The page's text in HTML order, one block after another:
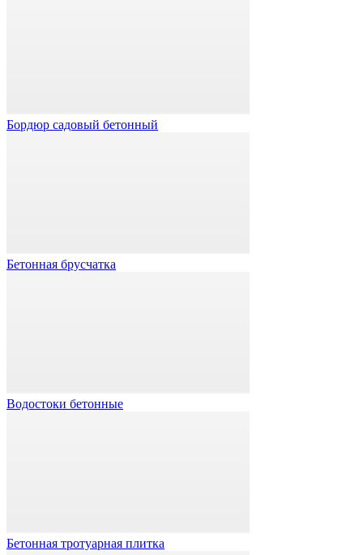
Бордюр садовый бетонный
Бетонная брусчатка
Водостоки бетонные
Бетонная тротуарная плитка